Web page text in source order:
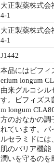
大正製薬株式
4-1
大正製薬株式
4-1
J1442
本品にはビフィ
erium longum
由来グルコシル
す。ビフィズス
m longum
方のおなかの調
れています。パ
ルセラミドに
肌のバリア機
潤いを守るのを